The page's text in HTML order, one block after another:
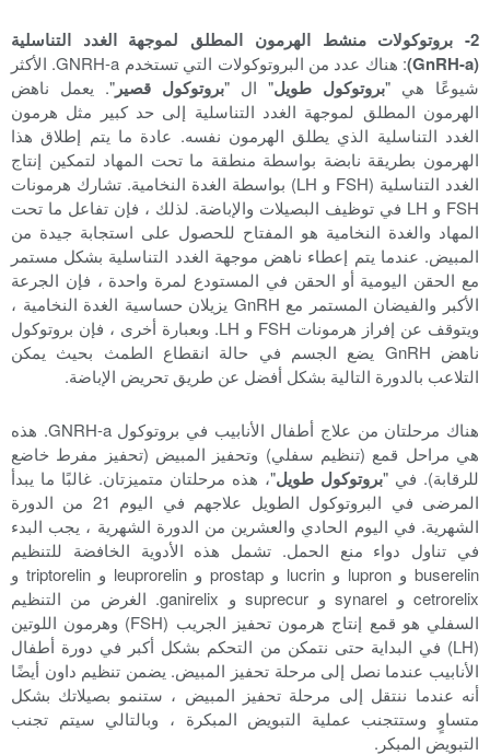
2- بروتوكولات منشط الهرمون المطلق لموجهة الغدد التناسلية
(GnRH-a)
: هناك عدد من البروتوكولات التي تستخدم GNRH-a. الأكثر
شيوعًا هي "بروتوكول طويل" ال "بروتوكول قصير". يعمل ناهض
الهرمون المطلق لموجهة الغدد التناسلية إلى حد كبير مثل هرمون
الغدد التناسلية الذي يطلق الهرمون نفسه. عادة ما يتم إطلاق هذا
الهرمون بطريقة نابضة بواسطة منطقة ما تحت المهاد لتمكين إنتاج
الغدد التناسلية (FSH و LH) بواسطة الغدة النخامية. تشارك هرمونات
FSH و LH في توظيف البصيلات والإباضة. لذلك ، فإن تفاعل ما تحت
المهاد والغدة النخامية هو المفتاح للحصول على استجابة جيدة من
المبيض. عندما يتم إعطاء ناهض موجهة الغدد التناسلية بشكل مستمر
مع الحقن اليومية أو الحقن في المستودع لمرة واحدة ، فإن الجرعة
الأكبر والفيضان المستمر مع GnRH يزيلان حساسية الغدة النخامية ،
ويتوقف عن إفراز هرمونات FSH و LH. وبعبارة أخرى ، فإن بروتوكول
ناهض GnRH يضع الجسم في حالة انقطاع الطمث بحيث يمكن
التلاعب بالدورة التالية بشكل أفضل عن طريق تحريض الإباضة.
هناك مرحلتان من علاج أطفال الأنابيب في بروتوكول GNRH-a. هذه
هي مراحل قمع (تنظيم سفلي) وتحفيز المبيض (تحفيز مفرط خاضع
للرقابة). في "بروتوكول طويل"، هذه مرحلتان متميزتان. غالبًا ما يبدأ
المرضى في البروتوكول الطويل علاجهم في اليوم 21 من الدورة
الشهرية. في اليوم الحادي والعشرين من الدورة الشهرية ، يجب البدء
في تناول دواء منع الحمل. تشمل هذه الأدوية الخافضة للتنظيم
buserelin و lupron و lucrin و prostap و leuprorelin و triptorelin و
cetrorelix و synarel و suprecur و ganirelix. الغرض من التنظيم
السفلي هو قمع إنتاج هرمون تحفيز الجريب (FSH) وهرمون اللوتين
(LH) في البداية حتى نتمكن من التحكم بشكل أكبر في دورة أطفال
الأنابيب عندما نصل إلى مرحلة تحفيز المبيض. يضمن تنظيم داون أيضًا
أنه عندما ننتقل إلى مرحلة تحفيز المبيض ، ستنمو بصيلاتك بشكل
متساوٍ وستتجنب عملية التبويض المبكرة ، وبالتالي سيتم تجنب
التبويض المبكر.